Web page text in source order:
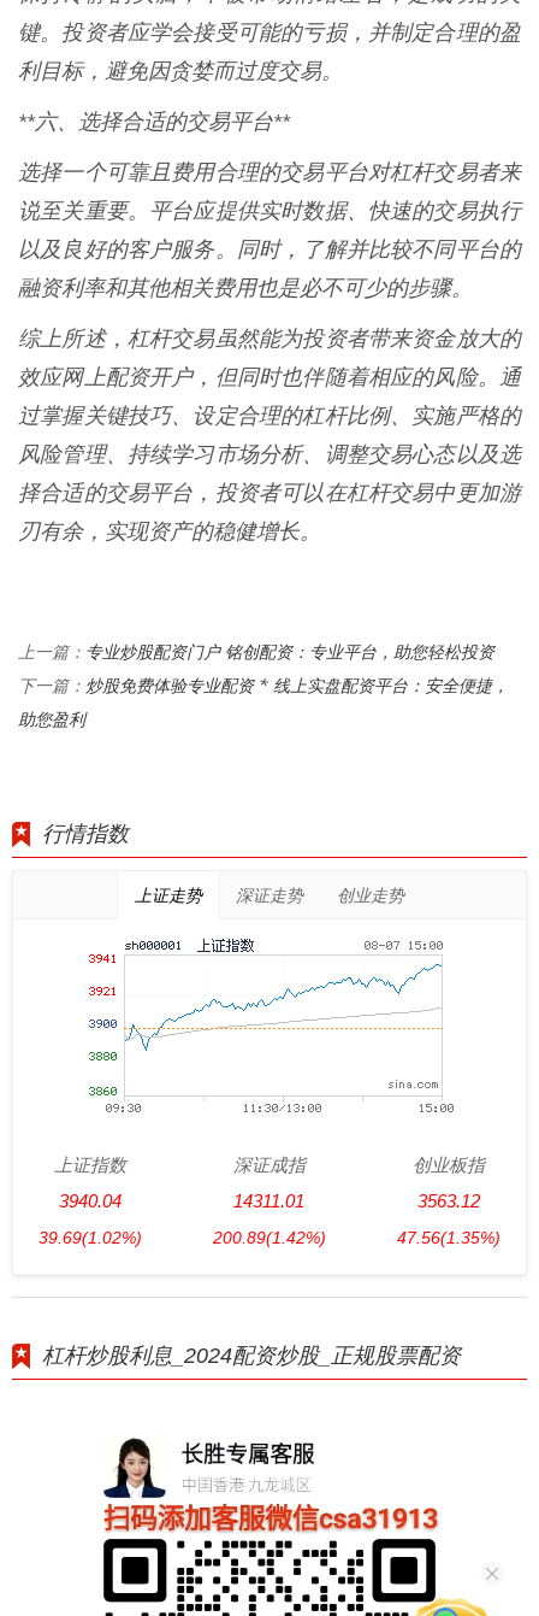
键。投资者应学会接受可能的亏损，并制定合理的盈
利目标，避免因贪婪而过度交易。
**六、选择合适的交易平台**
选择一个可靠且费用合理的交易平台对杠杆交易者来
说至关重要。平台应提供实时数据、快速的交易执行
以及良好的客户服务。同时，了解并比较不同平台的
融资利率和其他相关费用也是必不可少的步骤。
综上所述，杠杆交易虽然能为投资者带来资金放大的
效应网上配资开户，但同时也伴随着相应的风险。通
过掌握关键技巧、设定合理的杠杆比例、实施严格的
风险管理、持续学习市场分析、调整交易心态以及选
择合适的交易平台，投资者可以在杠杆交易中更加游
刃有余，实现资产的稳健增长。
上一篇： 专业炒股配资门户 铭创配资：专业平台，助您轻松投资
下一篇： 炒股免费体验专业配资 * 线上实盘配资平台：安全便捷，
助您盈利
行情指数
上证走势 深证走势 创业走势
上证指数
3940.04
39.69(1.02%)
深证成指
14311.01
200.89(1.42%)
创业板指
3563.12
47.56(1.35%)
杠杆炒股利息_2024配资炒股_正规股票配资